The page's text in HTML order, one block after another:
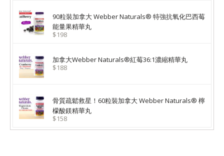
90粒裝加拿大 Webber Naturals® 特強抗氧化巴西莓
能量果精華丸
$198
加拿大Webber Naturals®紅莓36:1濃縮精華丸
$188
骨質疏鬆救星！60粒裝加拿大 Webber Naturals® 檸
檬酸鎂精華丸
$158